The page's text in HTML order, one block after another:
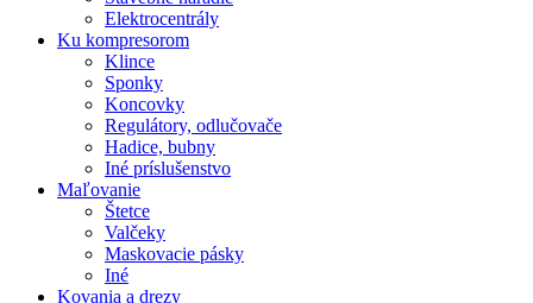
Elektrocentrály
Ku kompresorom
Klince
Sponky
Koncovky
Regulátory, odlučovače
Hadice, bubny
Iné príslušenstvo
Maľovanie
Štetce
Valčeky
Maskovacie pásky
Iné
Kovania a drezy